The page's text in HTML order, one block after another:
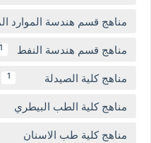
مناهج قسم هندسة الموارد
مناهج قسم هندسة النفط 1
مناهج كلية الصيدلة 1
مناهج كلية الطب البيطري
مناهج كلية طب الاسنان